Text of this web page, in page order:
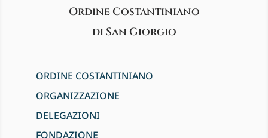
Ordine Costantiniano
di San Giorgio
ORDINE COSTANTINIANO
ORGANIZZAZIONE
DELEGAZIONI
FONDAZIONE